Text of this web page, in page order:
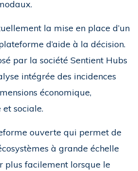
la mise en place d’un
d’aide à la décision.
par la société Sentient Hubs
intégrée des incidences
économique,
sociale.
ouverte qui permet de
à grande échelle
plus facilement lorsque le